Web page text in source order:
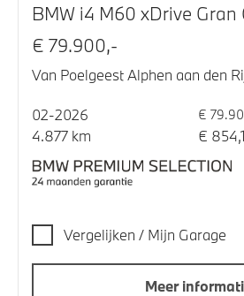
BMW i4 M60 xDrive Gran
€ 79.900,-
Van Poelgeest Alphen aan den
02-2026 €
4.877 km €
Vergelijken / Mijn Garage
Meer